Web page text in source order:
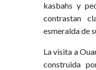
kasbahs y
contrastan
esmeralda de
La visita a
construida